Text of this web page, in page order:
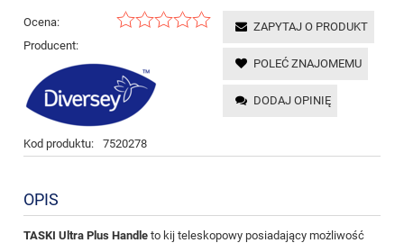
Ocena:
Producent:
Kod produktu: 7520278
ZAPYTAJ O PRODUKT
POLEĆ ZNAJOMEMU
DODAJ OPINIĘ
OPIS
TASKI Ultra Plus Handle to kij teleskopowy posiadający możliwość